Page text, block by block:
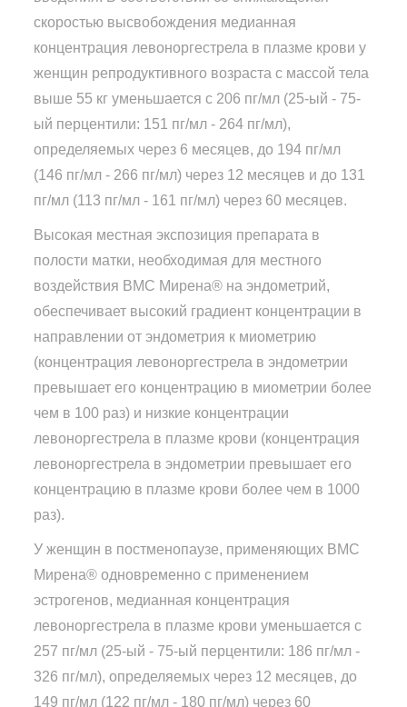
скоростью высвобождения медианная
концентрация левоноргестрела в плазме крови у
женщин репродуктивного возраста с массой тела
выше 55 кг уменьшается с 206 пг/мл (25-ый - 75-
ый перцентили: 151 пг/мл - 264 пг/мл),
определяемых через 6 месяцев, до 194 пг/мл
(146 пг/мл - 266 пг/мл) через 12 месяцев и до 131
пг/мл (113 пг/мл - 161 пг/мл) через 60 месяцев.
Высокая местная экспозиция препарата в
полости матки, необходимая для местного
воздействия ВМС Мирена® на эндометрий,
обеспечивает высокий градиент концентрации в
направлении от эндометрия к миометрию
(концентрация левоноргестрела в эндометрии
превышает его концентрацию в миометрии более
чем в 100 раз) и низкие концентрации
левоноргестрела в плазме крови (концентрация
левоноргестрела в эндометрии превышает его
концентрацию в плазме крови более чем в 1000
раз).
У женщин в постменопаузе, применяющих ВМС
Мирена® одновременно с применением
эстрогенов, медианная концентрация
левоноргестрела в плазме крови уменьшается с
257 пг/мл (25-ый - 75-ый перцентили: 186 пг/мл -
326 пг/мл), определяемых через 12 месяцев, до
149 пг/мл (122 пг/мл - 180 пг/мл) через 60